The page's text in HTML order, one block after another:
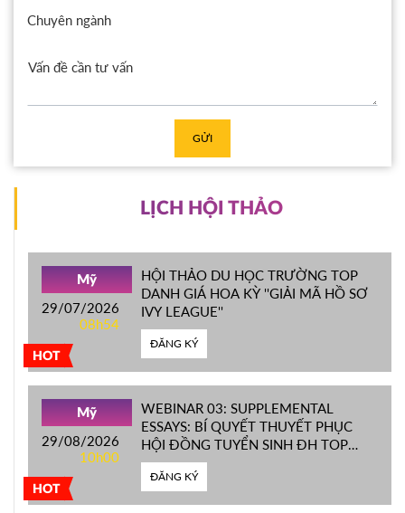
Chuyên ngành
GỬI
LỊCH HỘI THẢO
HOT
Mỹ
29/07/2026
08h54
HỘI THẢO DU HỌC TRƯỜNG TOP
DANH GIÁ HOA KỲ ''GIẢI MÃ HỒ SƠ
IVY LEAGUE''
ĐĂNG KÝ
HOT
Mỹ
29/08/2026
10h00
WEBINAR 03: SUPPLEMENTAL
ESSAYS: BÍ QUYẾT THUYẾT PHỤC
HỘI ĐỒNG TUYỂN SINH ĐH TOP
ĐẦU MỸ
ĐĂNG KÝ